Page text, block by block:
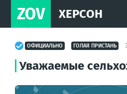
ZOV ХЕРСОН
ОФИЦИАЛЬНО ГОЛАЯ ПРИСТАНЬ
Уважаемые